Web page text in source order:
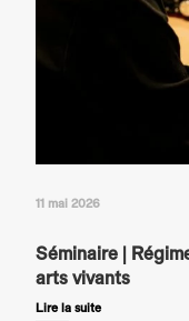
11 mai 2026
Séminaire |
arts vivants
Lire la suite